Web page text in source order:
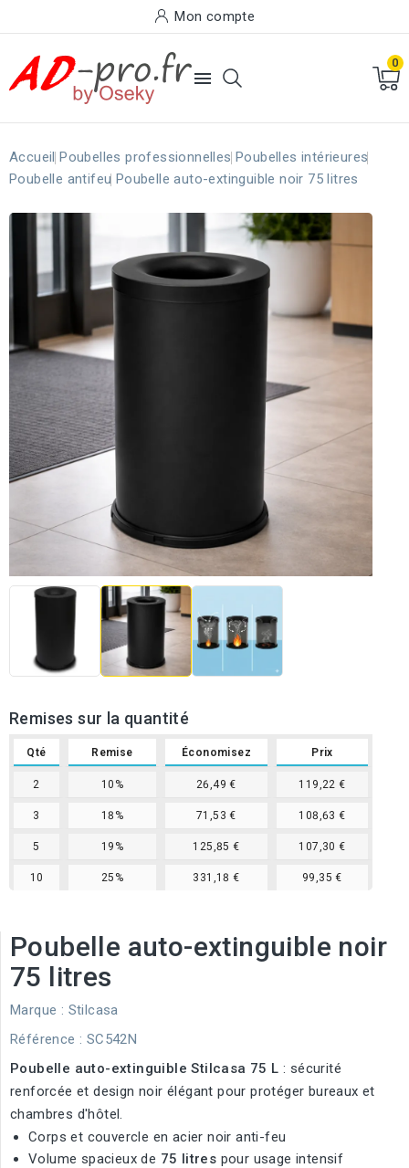
Mon compte

0
Accueil Poubelles professionnelles Poubelles intérieures
Poubelle antifeu Poubelle auto-extinguible noir 75 litres
Remises sur la quantité
Qté Remise Économisez Prix
2 10% 26,49 € 119,22 €
3 18% 71,53 € 108,63 €
5 19% 125,85 € 107,30 €
10 25% 331,18 € 99,35 €
Poubelle auto-extinguible noir
75 litres
Marque : Stilcasa
Référence : SC542N
Poubelle auto-extinguible Stilcasa 75 L : sécurité
renforcée et design noir élégant pour protéger bureaux et
chambres d'hôtel.
Corps et couvercle en acier noir anti-feu
Volume spacieux de 75 litres pour usage intensif